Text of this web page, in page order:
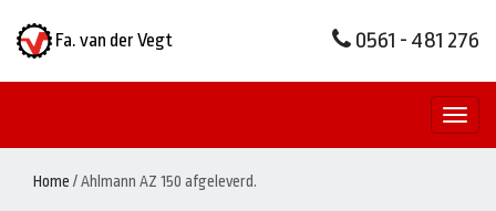
Fa. van der Vegt 0561 - 481 276
Home /Ahlmann AZ 150 afgeleverd.